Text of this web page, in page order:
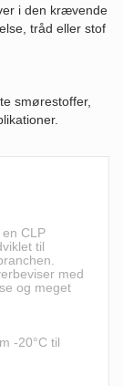
i den krævende
tråd eller stof
smørestoffer,
.
CLP
til
med
og meget
-20°C til